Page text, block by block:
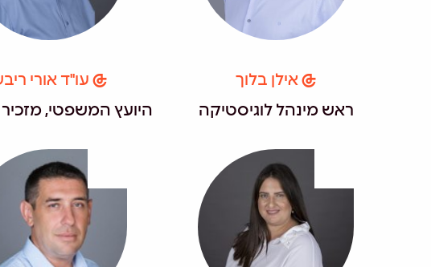
אילן בלוך
ראש מינהל לוגיסטיקה
עו"ד אורי
היועץ המשפטי,